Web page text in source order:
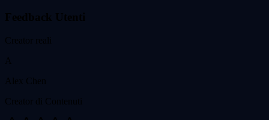
Feedback Utenti
Creator reali
A
Alex Chen
Creator di Contenuti